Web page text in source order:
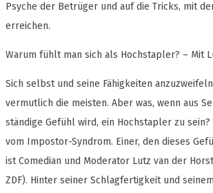
Psyche der Betrüger und auf die Tricks, mit
erreichen.
Warum fühlt man sich als Hochstapler? – Mit
Sich selbst und seine Fähigkeiten
vermutlich die meisten. Aber was, wenn aus
ständige Gefühl wird, ein Hochstapler zu sein?
vom Impostor-Syndrom. Einer, den dieses
ist Comedian und Moderator Lutz van der
ZDF). Hinter seiner Schlagfertigkeit und